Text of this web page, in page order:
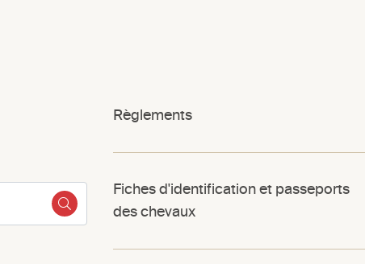
Règlements
Fiches d'identification et passeports
des chevaux